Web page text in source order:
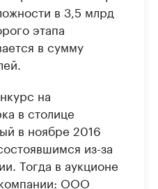
в 3,5 млрд
этапа
в сумму
на
в столице
в ноябре 2016
из-за
Тогда в аукционе
ООО